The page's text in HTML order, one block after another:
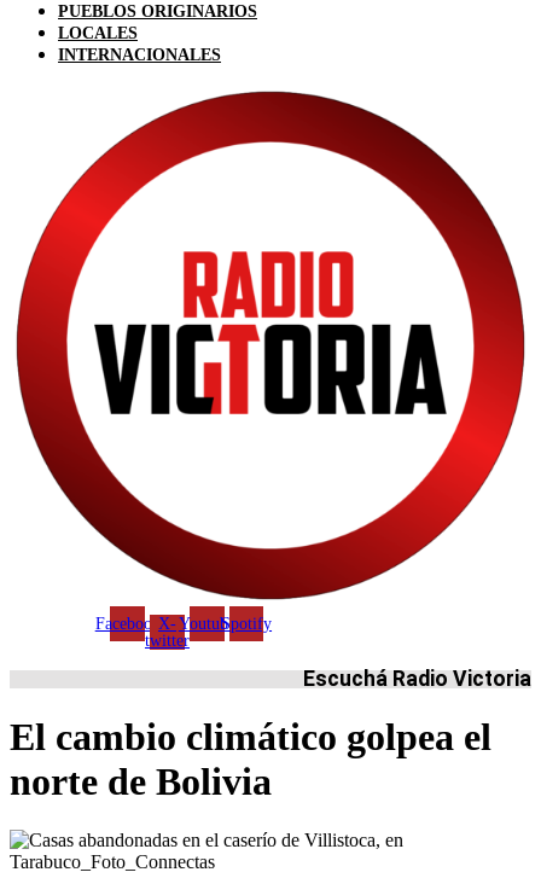
PUEBLOS ORIGINARIOS
LOCALES
INTERNACIONALES
FacebookX-
twitter
YoutubeSpotify
Escuchá Radio Victoria
El cambio climático golpea el
norte de Bolivia